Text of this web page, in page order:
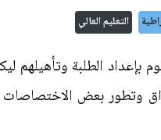
التعليم العالي
بإعداد الطلبة وتأهيلهم
وتطور بعض